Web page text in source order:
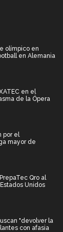
olímpico en
en Alemania
en el
de la Ópera
por el
mayor de
Qro al
Unidos
"devolver la
con afasia